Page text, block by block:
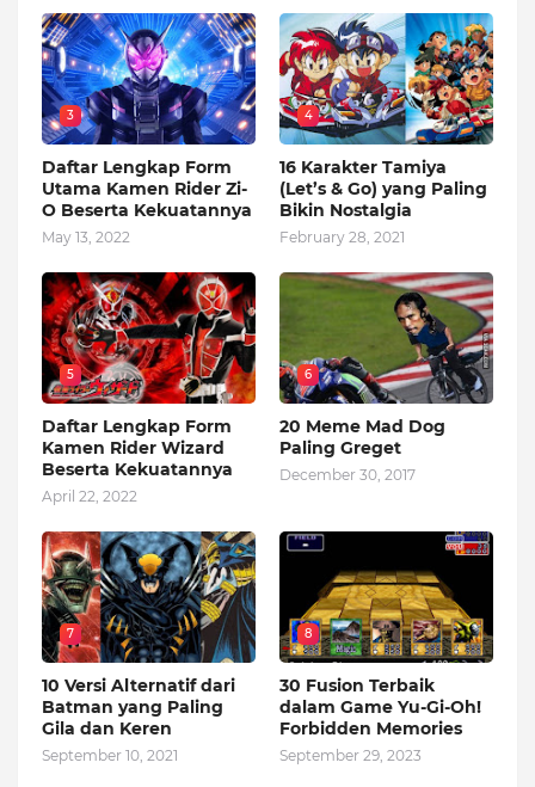
3
Daftar Lengkap Form
Utama Kamen Rider Zi-
O Beserta Kekuatannya
May 13, 2022
4
16 Karakter Tamiya
(Let’s & Go) yang Paling
Bikin Nostalgia
February 28, 2021
5
Daftar Lengkap Form
Kamen Rider Wizard
Beserta Kekuatannya
April 22, 2022
6
20 Meme Mad Dog
Paling Greget
December 30, 2017
7
10 Versi Alternatif dari
Batman yang Paling
Gila dan Keren
September 10, 2021
8
30 Fusion Terbaik
dalam Game Yu-Gi-Oh!
Forbidden Memories
September 29, 2023